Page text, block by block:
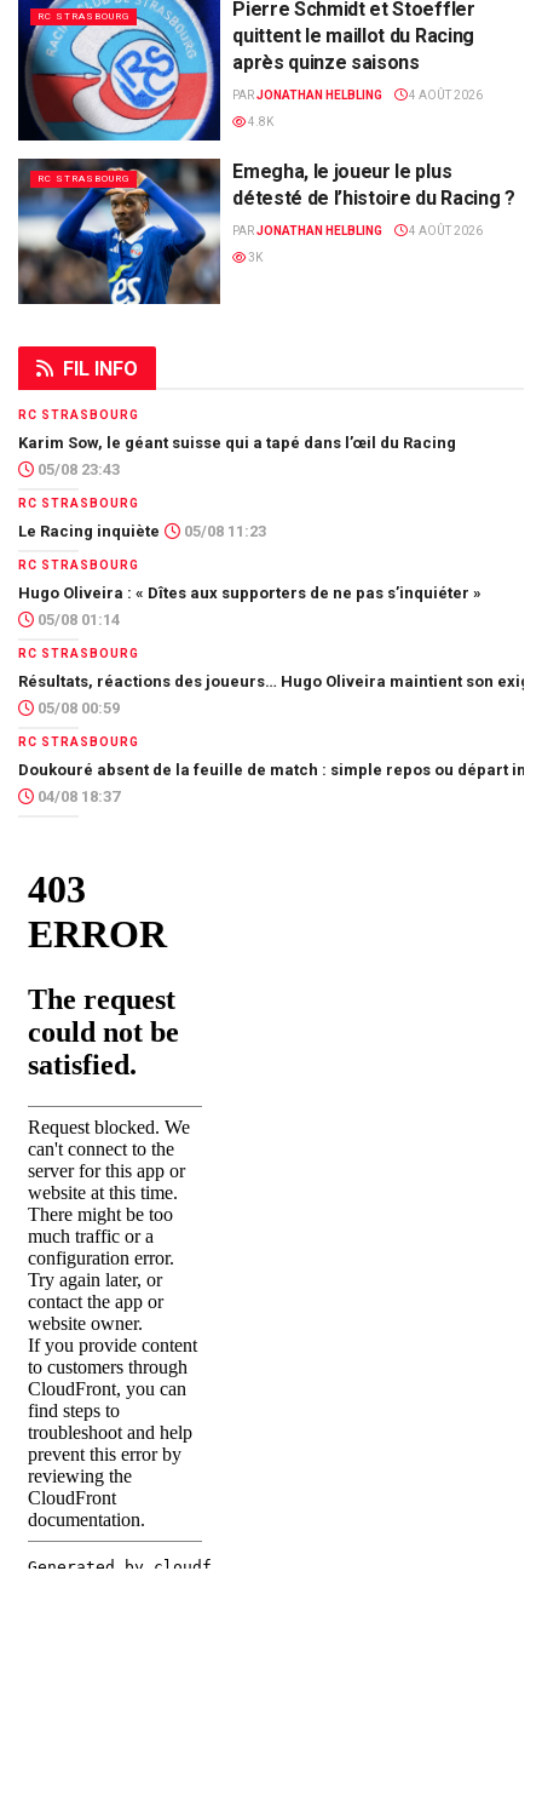
RC STRASBOURG
Pierre Schmidt et Stoeffler
quittent le maillot du Racing
après quinze saisons
PARJONATHAN HELBLING
4 AOÛT 2026
4.8K
RC STRASBOURG
Emegha, le joueur le plus
détesté de l’histoire du Racing ?
PARJONATHAN HELBLING
4 AOÛT 2026
3K
FIL INFO
RC STRASBOURG
Karim Sow, le géant suisse qui a tapé dans l’œil du Racing
05/08 23:43
RC STRASBOURG
Le Racing inquiète 05/08 11:23
RC STRASBOURG
Hugo Oliveira : « Dîtes aux supporters de ne pas s’inquiéter »
05/08 01:14
RC STRASBOURG
Résultats, réactions des joueurs… Hugo Oliveira maintient son
05/08 00:59
RC STRASBOURG
Doukouré absent de la feuille de match : simple repos ou départ
04/08 18:37